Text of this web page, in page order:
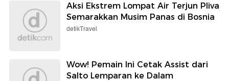
Aksi Ekstrem Lompat Air Terjun Pliva
Semarakkan Musim Panas di Bosnia
detikTravel
Wow! Pemain Ini Cetak Assist dari
Salto Lemparan ke Dalam